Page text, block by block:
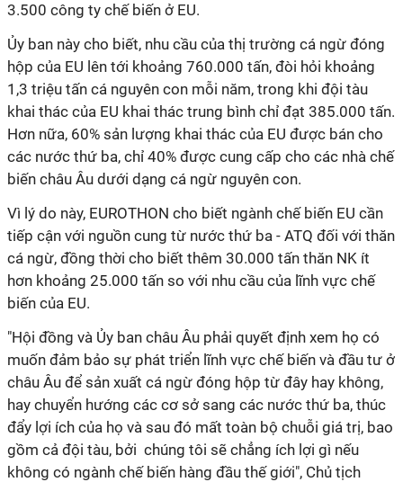
3.500 công ty chế biến ở EU.
Ủy ban này cho biết, nhu cầu của thị trường cá ngừ đóng
hộp của EU lên tới khoảng 760.000 tấn, đòi hỏi khoảng
1,3 triệu tấn cá nguyên con mỗi năm, trong khi đội tàu
khai thác của EU khai thác trung bình chỉ đạt 385.000 tấn.
Hơn nữa, 60% sản lượng khai thác của EU được bán cho
các nước thứ ba, chỉ 40% được cung cấp cho các nhà chế
biến châu Âu dưới dạng cá ngừ nguyên con.
Vì lý do này, EUROTHON cho biết ngành chế biến EU cần
tiếp cận với nguồn cung từ nước thứ ba - ATQ đối với thăn
cá ngừ, đồng thời cho biết thêm 30.000 tấn thăn NK ít
hơn khoảng 25.000 tấn so với nhu cầu của lĩnh vực chế
biến của EU.
"Hội đồng và Ủy ban châu Âu phải quyết định xem họ có
muốn đảm bảo sự phát triển lĩnh vực chế biến và đầu tư ở
châu Âu để sản xuất cá ngừ đóng hộp từ đây hay không,
hay chuyển hướng các cơ sở sang các nước thứ ba, thúc
đẩy lợi ích của họ và sau đó mất toàn bộ chuỗi giá trị, bao
gồm cả đội tàu, bởi chúng tôi sẽ chẳng ích lợi gì nếu
không có ngành chế biến hàng đầu thế giới", Chủ tịch